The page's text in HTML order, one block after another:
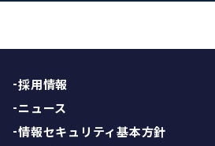
採用情報
ニュース
情報セキュリティ基本方針